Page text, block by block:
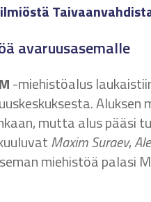
avaruusasemalle
-miehistöalus
Aluksen
mutta alus pääsi
Maxim Suraev,
miehistöä palasi